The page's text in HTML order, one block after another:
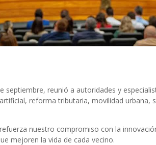
septiembre, reunió a autoridades y
reforma tributaria, movilidad urbana,
nuestro compromiso con la
mejoren la vida de cada vecino.